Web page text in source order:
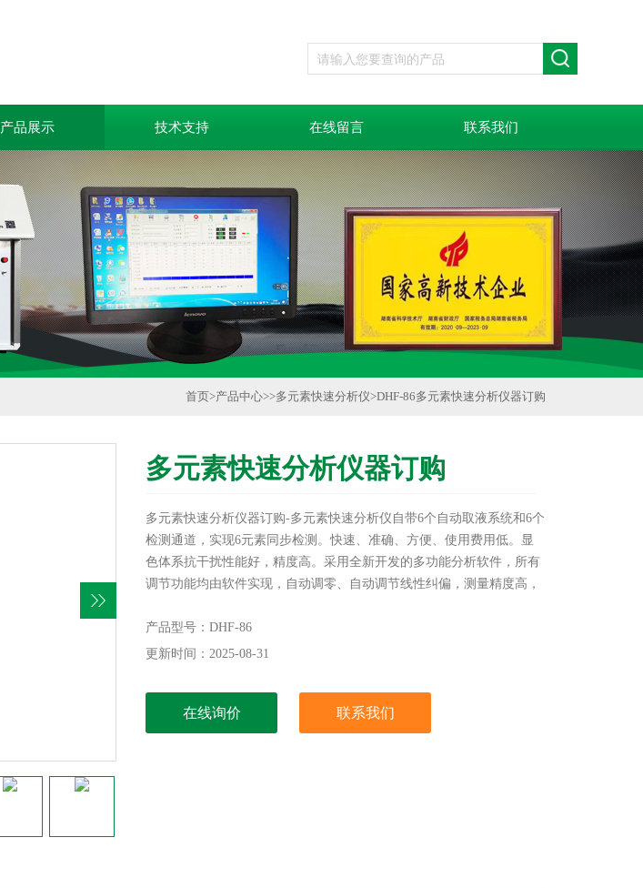
产品展示 技术支持 在线留言 联系我们
首页>产品中心>>多元素快速分析仪>DHF-86多元素快速分析仪器订购
多元素快速分析仪器订购
多元素快速分析仪器订购-多元素快速分析仪自带6个自动取液系统和6个
检测通道，实现6元素同步检测。快速、准确、方便、使用费用低。显
色体系抗干扰性能好，精度高。采用全新开发的多功能分析软件，所有
调节功能均由软件实现，自动调零、自动调节线性纠偏，测量精度高，
非金属矿产、有色金属冶炼、化工等行业。
产品型号：DHF-86
更新时间：2025-08-31
在线询价 联系我们